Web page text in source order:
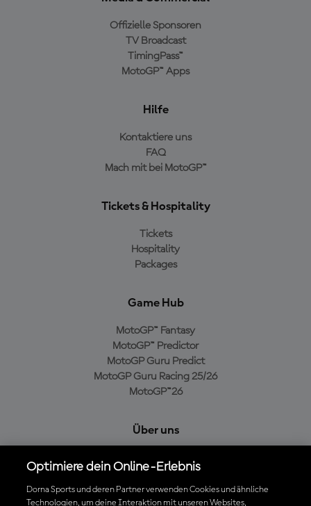
Offizielle Sponsoren
TV Broadcast
TimingPass™
MotoGP™ Apps
Hilfe
Kontaktiere uns
FAQ
Mach mit bei MotoGP™
Tickets & Hospitality
Tickets
Hospitality
Packages
Game Hub
MotoGP™ Fantasy
MotoGP™ Predictor
MotoGP Guru Predict
MotoGP Guru Racing 25/26
MotoGP™26
Über uns
Cookie-Richtlinien
Geschäftsbedingungen
Optimiere dein Online-Erlebnis
Dorna Sports und deren Partner verwenden Cookies und ähnliche
Technologien, um deine Interaktion mit unseren Websites,